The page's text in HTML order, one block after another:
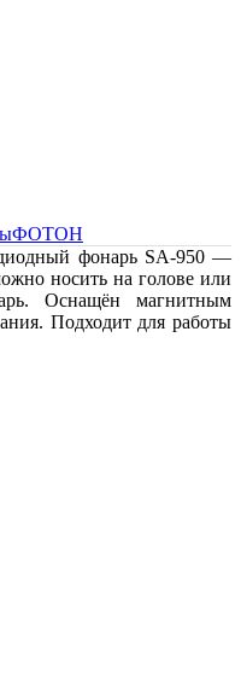
ФОТОН
фонарь SA‑950 —
носить на голове или
Оснащён магнитным
Подходит для работы